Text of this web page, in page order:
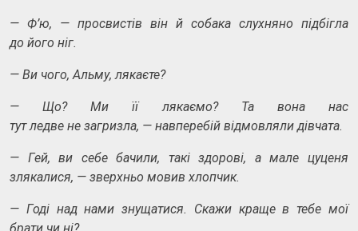
— Ф’ю, — просвистів він й собака слухняно підбігла
до його ніг.
— Ви чого, Альму, лякаєте?
—Що? Ми її лякаємо? Та вона нас
тут ледве не загризла, — навперебій відмовляли дівчата.
— Гей, ви себе бачили, такі здорові, а мале цуценя
злякалися, — зверхньо мовив хлопчик.
— Годі над нами знущатися. Скажи краще в тебе мої
брати чи ні?